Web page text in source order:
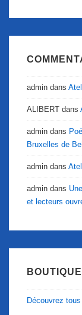
admin dans
ALIBERT dans
admin dans
Bruxelles de
admin dans
admin dans
et lecteurs
BOUTIQUE
Découvrez